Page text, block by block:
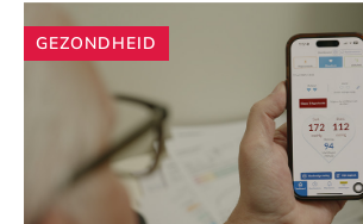
Andere
artikelen
GEZONDHEID